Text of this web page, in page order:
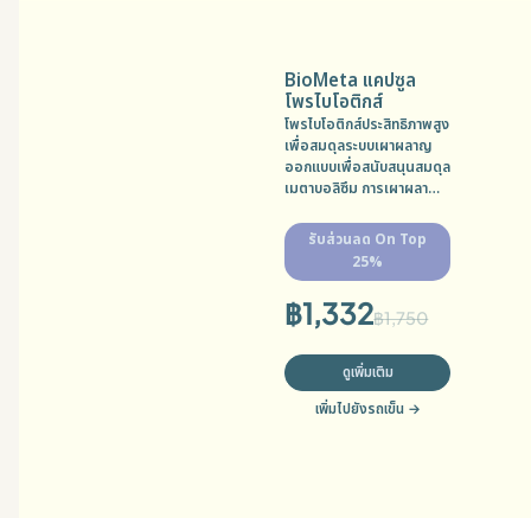
BioMeta แคปซูล
โพรไบโอติกส์
โพรไบโอติกส์ประสิทธิภาพสูง
เพื่อสมดุลระบบเผาผลาญ
ออกแบบเพื่อสนับสนุนสมดุล
เมตาบอลิซึม การเผาผลาญ
อาหาร MFG: 22/05/2025
EXP: 21/05/2027
รับส่วนลด On Top
25%
฿1,332฿1,750
ดูเพิ่มเติม
เพิ่มไปยังรถเข็น →